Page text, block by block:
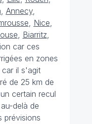
, Annecy,
, Nice,
, Biarritz,
car ces
en zones
il s'agit
de 25 km de
certain recul
delà de
prévisions